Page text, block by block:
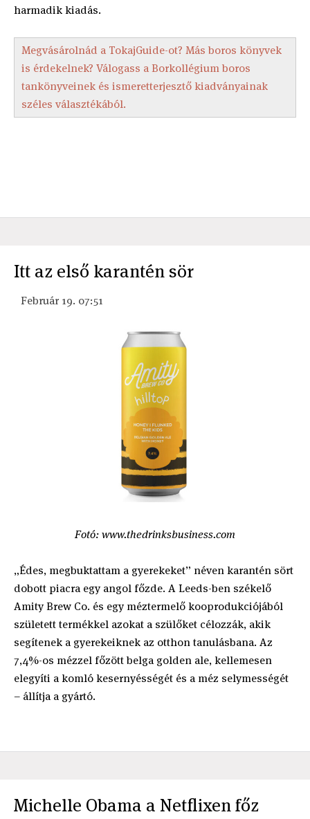
harmadik kiadás.
Megvásárolnád a TokajGuide-ot? Más boros könyvek
is érdekelnek? Válogass a Borkollégium boros
tankönyveinek és ismeretterjesztő kiadványainak
széles választékából.
Itt az első karantén sör
Február 19. 07:51
Fotó: www.thedrinksbusiness.com
„Édes, megbuktattam a gyerekeket” néven karantén sört
dobott piacra egy angol főzde. A Leeds-ben székelő
Amity Brew Co. és egy méztermelő kooprodukciójából
született termékkel azokat a szülőket célozzák, akik
segítenek a gyerekeiknek az otthon tanulásbana. Az
7,4%-os mézzel főzött belga golden ale, kellemesen
elegyíti a komló kesernyésségét és a méz selymességét
– állítja a gyártó.
Michelle Obama a Netflixen főz